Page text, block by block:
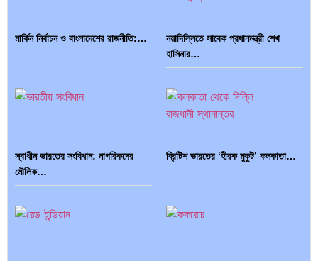
মার্কিন নির্বাচন ও বাংলাদেশের রাজনীতি:…
নয়াদিল্লিতে সাবেক প্রধানমন্ত্রী শেখ
হাসিনার…
স্বাধীন ভারতের সংবিধান: নাগরিকদের
মৌলিক…
ব্রিটিশ ভারতের ‘হীরক মুকুট’ কলকাতা…